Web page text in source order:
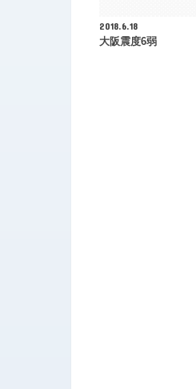
2018.6.18
大阪震度6弱